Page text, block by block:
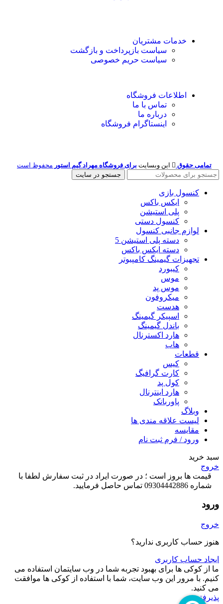
خدمات مشتریان
سیاست بازپرداخت و بازگشت
سیاست حریم خصوصی
اطلاعات فروشگاه
تماس با ما
درباره ما
اینستاگرام فروشگاه
تمامی حقوق این وبسایت برای فروشگاه مهراد گیم استور محفوظ است
جستجو در سایت
کنسول بازی
ایکس باکس
پلی استیشن
کنسول دستی
لوازم جانبی کنسول
دسته پلی استیشن 5
دسته ایکس باکس
تجهیزات گیمینگ کامپیوتر
کیبورد
موس
موس پد
میکروفون
هدست
اسپیکر گیمینگ
باندل گیمینگ
هارد اکسترنال
هاب
قطعات
کیس
کارت گرافیگ
کول پد
هارد اینترنال
پاوربانک
وبلاگ
لیست علاقه مندی ها
مقایسه
ورود / فرم ثبت نام
سبد خرید
خروج
قیمت ها بروز است ؛ در صورت ایراد در ثبت سفارش لطفا با
شماره 09304442886 تماس حاصل فرمایید.
ورود
خروج
هنوز حساب کاربری ندارید؟
ایجاد حساب کاربری
ما از کوکی ها برای بهبود تجربه شما در وب سایتمان استفاده می
کنیم. با مرور این وب سایت، شما با استفاده از کوکی ها موافقت
می کنید.
پذیرفتن